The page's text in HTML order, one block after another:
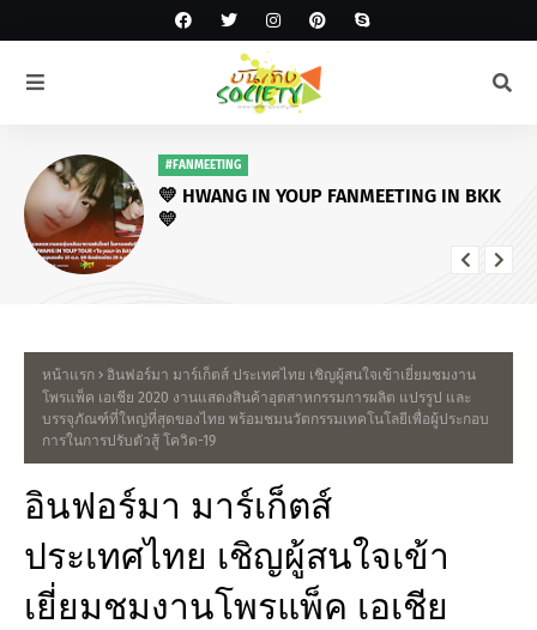
#FANMEETING
💛 HWANG IN YOUP FANMEETING IN BKK
💛
หน้าแรก
อินฟอร์มา มาร์เก็ตส์ ประเทศไทย เชิญผู้สนใจเข้าเยี่ยมชมงาน
โพรแพ็ค เอเชีย 2020 งานแสดงสินค้าอุตสาหกรรมการผลิต แปรรูป และ
บรรจุภัณฑ์ที่ใหญ่ที่สุดของไทย พร้อมชมนวัตกรรมเทคโนโลยีเพื่อผู้ประกอบ
การในการปรับตัวสู้ โควิด-19
อินฟอร์มา มาร์เก็ตส์
ประเทศไทย เชิญผู้สนใจเข้า
เยี่ยมชมงานโพรแพ็ค เอเชีย